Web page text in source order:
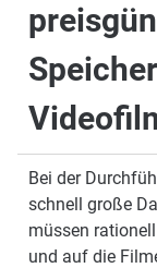
Bei der
schnell große
müssen
und auf die